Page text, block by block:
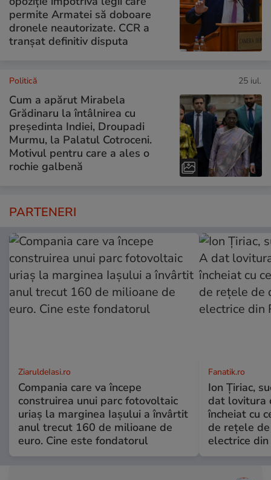
permite Armatei să doboare
dronele neautorizate. CCR a
tranșat definitiv disputa
Politică 25 iul.
Cum a apărut Mirabela
Grădinaru la întâlnirea cu
președinta Indiei, Droupadi
Murmu, la Palatul Cotroceni.
Motivul pentru care a ales o
rochie galbenă
PARTENERI
ZiaruldeIasi.ro
Compania care va începe
construirea unui parc fotovoltaic
uriaș la marginea Iașului a învârtit
anul trecut 160 de milioane de
euro. Cine este fondatorul
Fanatik.ro
Ion Țiriac,
dat lovitura
încheiat cu
de rețele
electrice